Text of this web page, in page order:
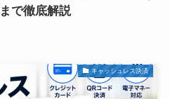
で徹底解説
キャッシュレス決済